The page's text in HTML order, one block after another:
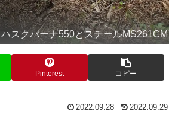
ハスクバーナ550とスチールMS261CM
Pinterest コピー
2022.09.28 2022.09.29